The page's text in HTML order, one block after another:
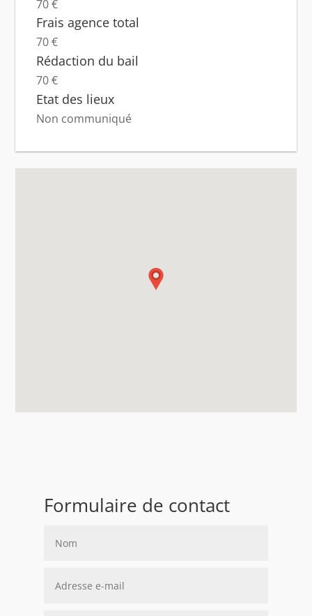
70 €
Frais agence total
70 €
Rédaction du bail
70 €
Etat des lieux
Non communiqué
Formulaire de contact